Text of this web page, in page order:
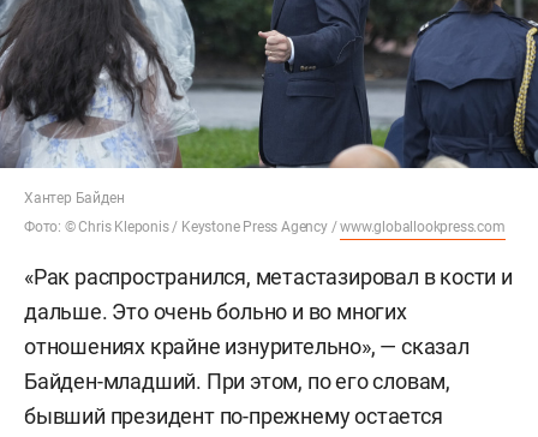
Хантер Байден
Фото: © Chris Kleponis / Keystone Press Agency /www.globallookpress.com
«Рак распространился, метастазировал в кости и
дальше. Это очень больно и во многих
отношениях крайне изнурительно», — сказал
Байден-младший. При этом, по его словам,
бывший президент по-прежнему остается